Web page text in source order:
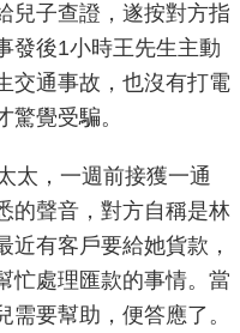
兒子查證，遂按對方指
發後1小時王先生主動
交通事故，也沒有打電
覺受騙。
太，一週前接獲一通
的聲音，對方自稱是林
近有客戶要給她貨款，
忙處理匯款的事情。當
要幫助，便答應了。